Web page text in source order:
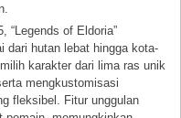
“Legends of Eldoria”
dari hutan lebat hingga kota-
karakter dari lima ras unik
mengkustomisasi
fleksibel. Fitur unggulan